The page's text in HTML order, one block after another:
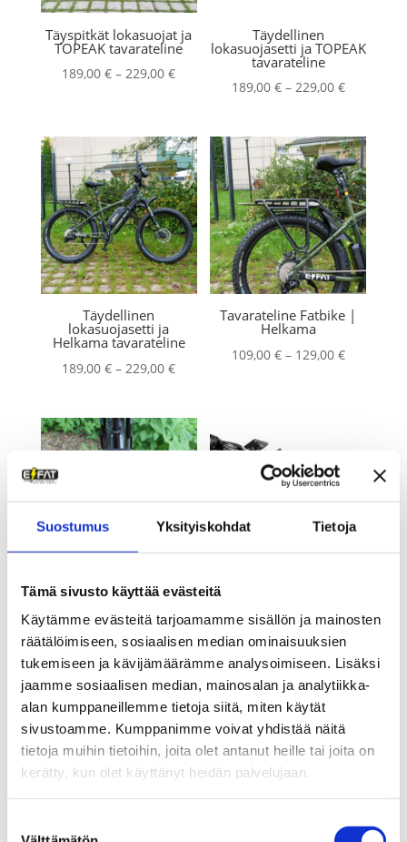
Suostumus Yksityiskohdat Tietoja
Tämä sivusto käyttää evästeitä
Käytämme evästeitä tarjoamamme sisällön ja mainosten
räätälöimiseen, sosiaalisen median ominaisuuksien
tukemiseen ja kävijämäärämme analysoimiseen. Lisäksi
jaamme sosiaalisen median, mainosalan ja analytiikka-
alan kumppaneillemme tietoja siitä, miten käytät
sivustoamme. Kumppanimme voivat yhdistää näitä
tietoja muihin tietoihin, joita olet antanut heille tai joita on
kerätty, kun olet käyttänyt heidän palvelujaan.
Täyspitkät lokasuojat ja
TOPEAK tavarateline
189,00€ – 229,00€Hintaluokka:
229,00 €
Täydellinen
lokasuojasetti ja TOPEAK
tavarateline
189,00 € – 229,00 €
-
229,00 €
Täydellinen
lokasuojasetti ja
Helkama tavarateline
189,00€ – 229,00€Hintaluokka:
-
229,00 €
Tavarateline Fatbike |
Helkama
109,00 € – 129,00 €
Tavarateline Fatbike |
109,00 129,00€
Hintaluokka:
109,00 €
-
129,00 €
49,00€
Laukut